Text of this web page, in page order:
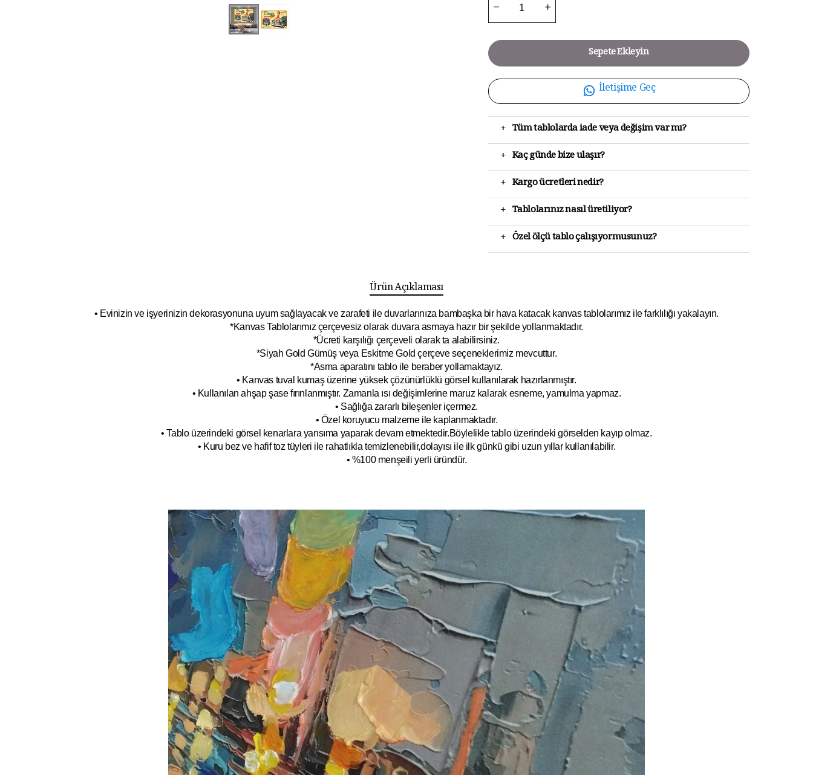
Sepete Ekleyin
İletişime Geç
+ Tüm tablolarda iade veya değişim var mı?
+ Kaç günde bize ulaşır?
+ Kargo ücretleri nedir?
+ Tablolarınız nasıl üretiliyor?
+ Özel ölçü tablo çalışıyormusunuz?
Ürün Açıklaması
• Evinizin ve işyerinizin dekorasyonuna uyum sağlayacak ve zarafeti ile duvarlarınıza bambaşka bir hava katacak kanvas tablolarımız ile farklılığı yakalayın.
*Kanvas Tablolarımız çerçevesiz olarak duvara asmaya hazır bir şekilde yollanmaktadır.
*Ücreti karşılığı çerçeveli olarak ta alabilirsiniz.
*Siyah Gold Gümüş veya Eskitme Gold çerçeve seçeneklerimiz mevcuttur.
*Asma aparatını tablo ile beraber yollamaktayız.
• Kanvas tuval kumaş üzerine yüksek çözünürlüklü görsel kullanılarak hazırlanmıştır.
• Kullanılan ahşap şase fırınlanmıştır. Zamanla ısı değişimlerine maruz kalarak esneme, yamulma yapmaz.
• Sağlığa zararlı bileşenler içermez.
• Özel koruyucu malzeme ile kaplanmaktadır.
• Tablo üzerindeki görsel kenarlara yansıma yaparak devam etmektedir.Böylelikle tablo üzerindeki görselden kayıp olmaz.
• Kuru bez ve hafif toz tüyleri ile rahatlıkla temizlenebilir,dolayısı ile ilkgünkü gibi uzun yıllar kullanılabilir.
• %100 menşeili yerli üründür.